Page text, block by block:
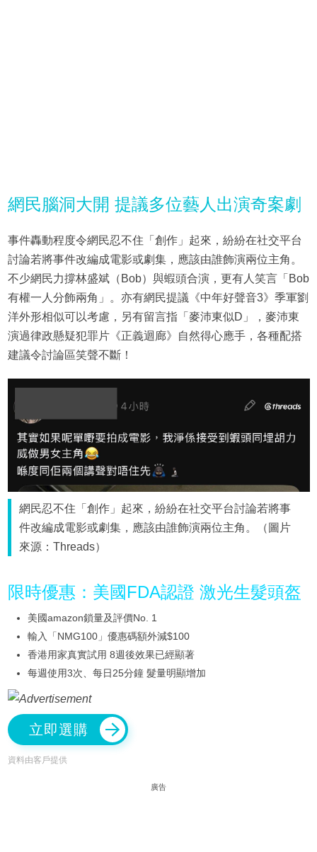
網民腦洞大開 提議多位藝人出演奇案劇
事件轟動程度令網民忍不住「創作」起來，紛紛在社交平台
討論若將事件改編成電影或劇集，應該由誰飾演兩位主角。
不少網民力撐林盛斌（Bob）與蝦頭合演，更有人笑言「Bob
有權一人分飾兩角」。亦有網民提議《中年好聲音3》季軍劉
洋外形相似可以考慮，另有留言指「麥沛東似D」，麥沛東
演過律政懸疑犯罪片《正義迴廊》自然得心應手，各種配搭
建議令討論區笑聲不斷！
網民忍不住「創作」起來，紛紛在社交平台討論若將事
件改編成電影或劇集，應該由誰飾演兩位主角。（圖片
來源：Threads）
限時優惠：美國FDA認證 激光生髮頭盔
美國amazon鎖量及評價No. 1
輸入「NMG100」優惠碼額外減$100
香港用家真實試用 8週後效果已經顯著
每週使用3次、每日25分鐘 髮量明顯增加
立即選購
資料由客戶提供
廣告